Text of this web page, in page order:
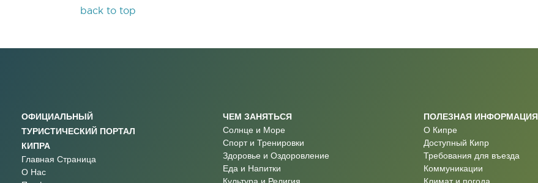
back to top
ОФИЦИАЛЬНЫЙ
ТУРИСТИЧЕСКИЙ ПОРТАЛ
КИПРА
Главная Страница
О Нас
ЧЕМ ЗАНЯТЬСЯ
Солнце и Море
Спорт и Тренировки
Здоровье и Оздоровление
Еда и Напитки
ПОЛЕЗНАЯ ИНФОРМАЦИЯ
О Кипре
Доступный Кипр
Требования для въезда
Коммуникации